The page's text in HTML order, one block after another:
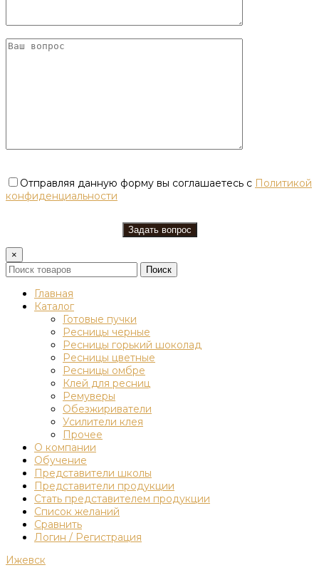
Отправляя данную форму вы соглашаетесь с Политикой
конфиденциальности
×
Поиск
Главная
Каталог
Готовые пучки
Ресницы черные
Ресницы горький шоколад
Ресницы цветные
Ресницы омбре
Клей для ресниц
Ремуверы
Обезжириватели
Усилители клея
Прочее
О компании
Обучение
Представители школы
Представители продукции
Стать представителем продукции
Список желаний
Сравнить
Логин / Регистрация
Ижевск